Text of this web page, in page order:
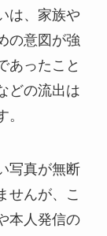
は、家族や
の意図が強
あったこと
どの流出は
写真が無断
せんが、こ
本人発信の